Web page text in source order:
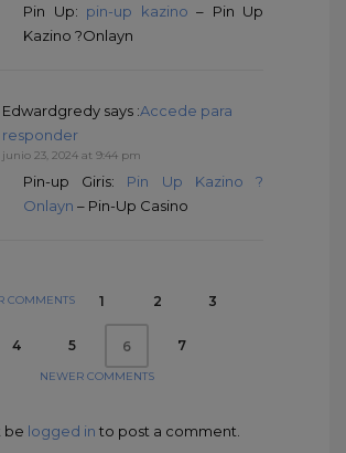
Pin Up: pin-up kazino – Pin Up
Kazino ?Onlayn
Edwardgredy says :Accede para
responder
junio 23, 2024 at 9:44 pm
Pin-up Giris: Pin Up Kazino ?
Onlayn – Pin-Up Casino
COMMENTS 1 2 3
4 5 6 7
NEWER COMMENTS
be logged in to post a comment.